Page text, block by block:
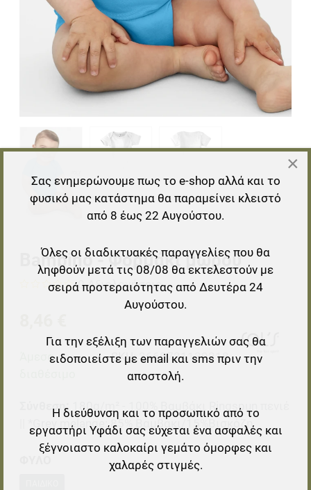
Bambino - Φορμάκι μωρού
0 Αξιολογήσεις
Άμεσα
SKU: 3660731139218
Σύνθεση: 180g/m² - 100% Βαμβάκι Ringspun πενιέ
|| *Grey melange: 85% Βαμβάκι/15%Βισκόζη
×
Σας ενημερώνουμε πως το e-shop αλλά και το
φυσικό μας κατάστημα θα παραμείνει κλειστό
από 8 έως 22 Αυγούστου.
Όλες οι διαδικτυακές παραγγελίες που θα
ληφθούν μετά τις 08/08 θα εκτελεστούν με
σειρά προτεραιότητας από Δευτέρα 24
Αυγούστου.
Για την εξέλιξη των παραγγελιών σας θα
ειδοποιείστε με email και sms πριν την
αποστολή.
Η διεύθυνση και το προσωπικό από το
εργαστήρι Υφάδι σας εύχεται ένα ασφαλές και
ξέγνοιαστο καλοκαίρι γεμάτο όμορφες και
χαλαρές στιγμές.